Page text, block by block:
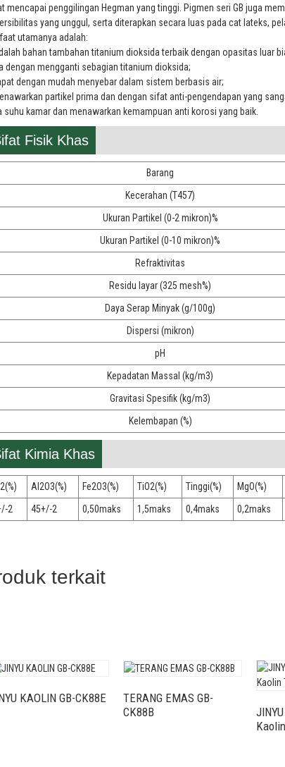
mencapai penggilingan Hegman yang tinggi. Pigmen seri GB juga
yang unggul, serta diterapkan secara luas pada cat lateks,
utamanya adalah:
bahan tambahan titanium dioksida terbaik dengan opasitas luar
dengan mengganti sebagian titanium dioksida;
dengan mudah menyebar dalam sistem berbasis air;
partikel prima dan dengan sifat anti-pengendapan yang
suhu kamar dan menawarkan kemampuan anti korosi yang baik.
Fisik Khas
Barang
Kecerahan (T457)
Ukuran Partikel (0-2 mikron)%
Ukuran Partikel (0-10 mikron)%
Refraktivitas
Residu layar (325 mesh%)
Daya Serap Minyak (g/100g)
Dispersi (mikron)
pH
Kepadatan Massal (kg/m3)
Gravitasi Spesifik (kg/m3)
Kelembapan (%)
Kimia Khas
Al2O3(%) Fe2O3(%) TiO2(%) Tinggi(%) MgO(%)
2
45+/-2 0,50maks 1,5maks 0,4maks 0,2maks
terkait
KAOLIN GB-CK88E
TERANG EMAS GB-
CK88B